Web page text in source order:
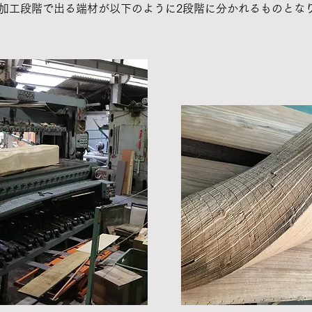
工段階で出る端材が以下のように2段階に分かれるものとな